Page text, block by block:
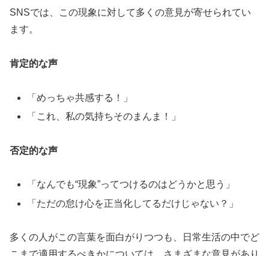
SNSでは、この現象に対して多くの意見が寄せられてい
ます。
肯定的な声
「めっちゃ共感する！」
「これ、私の気持ちそのまんま！」
否定的な声
「なんでも“現象”ってつけるのはどうかと思う」
「ただの怠け心を正当化してるだけじゃない？」
多くの人がこの言葉を面白がりつつも、日常生活の中でど